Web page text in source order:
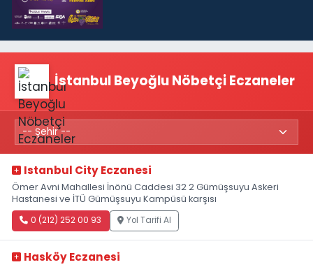
İstanbul Beyoğlu Nöbetçi Eczaneler
Istanbul City Eczanesi
Ömer Avni Mahallesi İnönü Caddesi 32 2 Gümüşsuyu Askeri
Hastanesi ve İTÜ Gümüşsuyu Kampüsü karşısı
0 (212) 252 00 93 Yol Tarifi Al
Hasköy Eczanesi